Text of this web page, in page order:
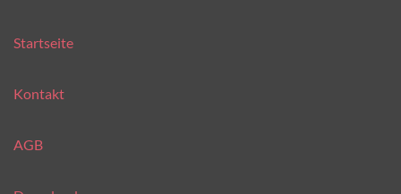
Startseite
Kontakt
AGB